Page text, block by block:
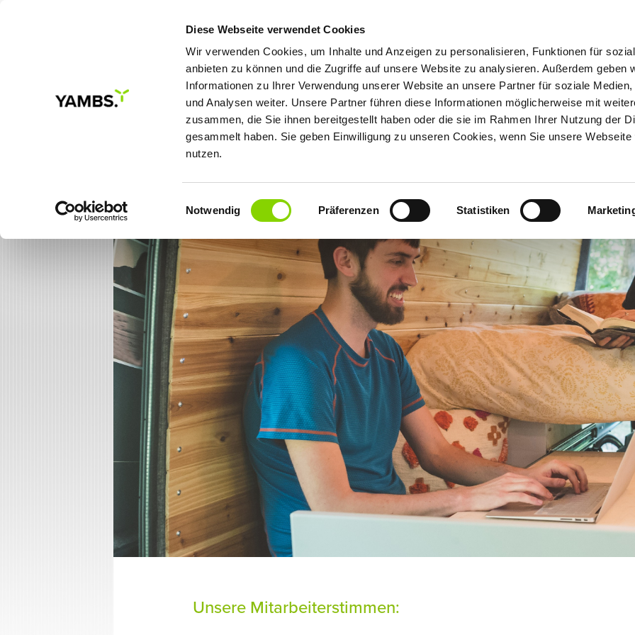
Diese Webseite verwendet Cookies
Wir verwenden Cookies, um Inhalte und Anzeigen zu personalisieren, Funktionen für
anbieten zu können und die Zugriffe auf unsere Website zu analysieren. Außerdem geben
Informationen zu Ihrer Verwendung unserer Website an unsere Partner für soziale Medien,
und Analysen weiter. Unsere Partner führen diese Informationen möglicherweise mit
zusammen, die Sie ihnen bereitgestellt haben oder die sie im Rahmen Ihrer Nutzung der
gesammelt haben. Sie geben Einwilligung zu unseren Cookies, wenn Sie unsere Webseite
nutzen.
Einwilligungsauswahl
Notwendig Präferenzen Statistiken
MEINE ZIELE LÖSUNGEN SERVICE & KNOWHOW NEWSLETTERANMELDUNG
Stellenangebote
Unsere Mitarbeiterstimmen: